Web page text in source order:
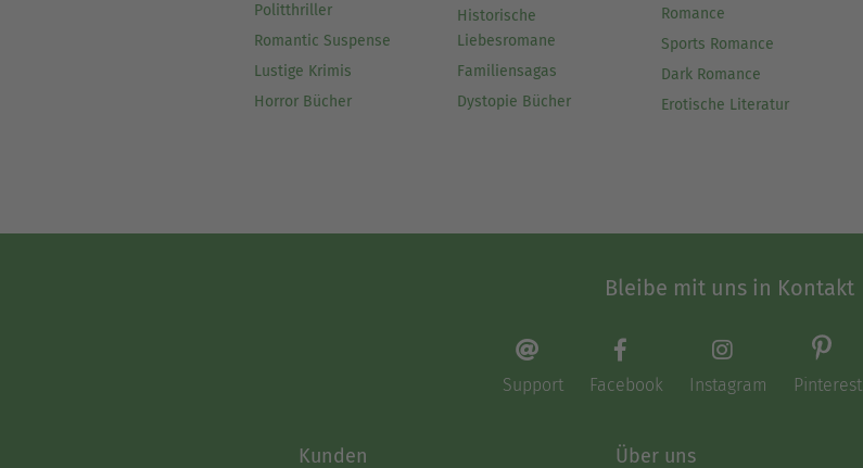
Politthriller
Romantic Suspense
Lustige Krimis
Horror Bücher
Historische
Liebesromane
Familiensagas
Dystopie Bücher
Romance
Sports Romance
Dark Romance
Erotische Literatur
Bleibe mit uns in Kontakt
Support Facebook Instagram Pinterest
Kunden Über uns